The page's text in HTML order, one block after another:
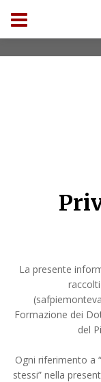
La presente
Formazione dei
del
Ogni riferimento a
stessi” nella